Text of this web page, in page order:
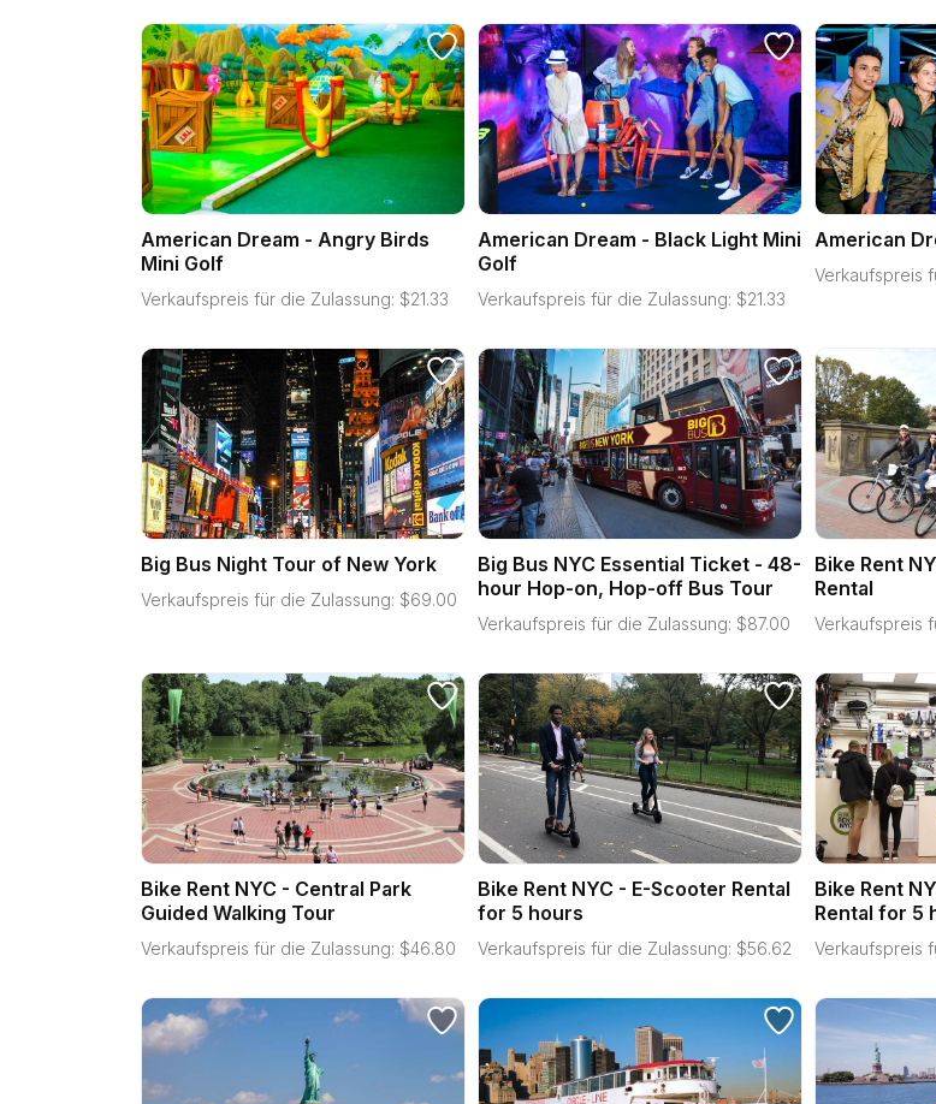
American Dream - Angry Birds
Mini Golf
Verkaufspreis für die Zulassung: $21.33
American Dream - Black Light Mini
Golf
Verkaufspreis für die Zulassung: $21.33
American
Verkaufspreis
Big Bus Night Tour of New York
Verkaufspreis für die Zulassung: $69.00
Big Bus NYC Essential Ticket - 48-
hour Hop-on, Hop-off Bus Tour
Verkaufspreis für die Zulassung: $87.00
Bike Rent
Rental
Verkaufspreis
Bike Rent NYC - Central Park
Guided Walking Tour
Verkaufspreis für die Zulassung: $46.80
Bike Rent NYC - E-Scooter Rental
for 5 hours
Verkaufspreis für die Zulassung: $56.62
Bike Rent
Rental for 5
Verkaufspreis